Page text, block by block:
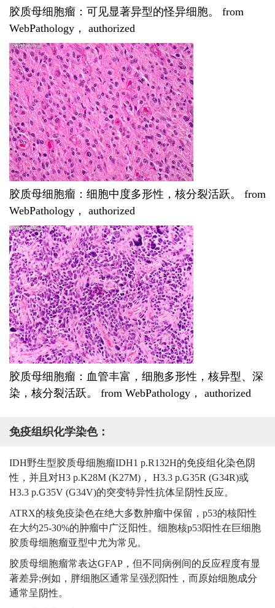
胶质母细胞瘤：可见显著异型的怪异细胞。 from
WebPathology， authorized
胶质母细胞瘤：细胞中度多形性，核分裂活跃。 from
WebPathology， authorized
胶质母细胞瘤：血管丰富，细胞多形性，核异型、深
染，核分裂活跃。 from WebPathology， authorized
免疫组织化学染色：
IDH野生型胶质母细胞瘤IDH1 p.R132H的免疫组化染色阴
性，并且对H3 p.K28M (K27M)， H3.3 p.G35R (G34R)或
H3.3 p.G35V (G34V)的突变特异性抗体呈阴性反应。
ATRX的核免疫染色在绝大多数肿瘤中保留，p53的核阳性
在大约25-30%的肿瘤中广泛阳性。 细胞核p53阳性在巨细胞
胶质母细胞瘤亚型中尤为常见。
胶质母细胞瘤常表达GFAP，但不同病例间的反应程度有显
著差异;例如，胖细胞区通常呈强烈阳性，而原始细胞成分
通常呈阴性。